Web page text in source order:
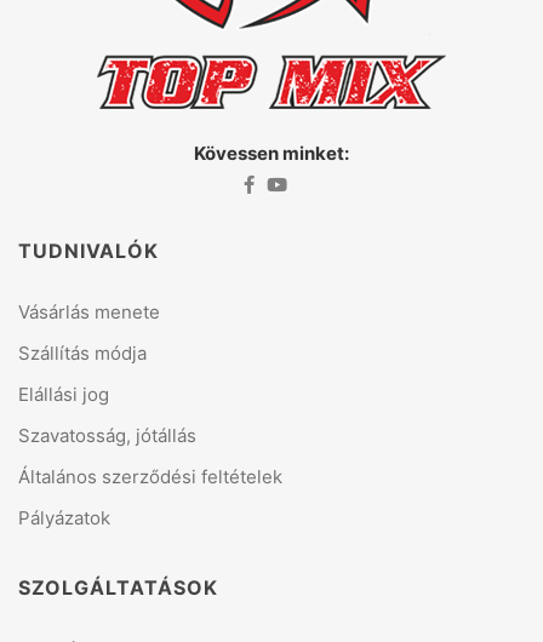
Kövessen minket:
TUDNIVALÓK
Vásárlás menete
Szállítás módja
Elállási jog
Szavatosság, jótállás
Általános szerződési feltételek
Pályázatok
SZOLGÁLTATÁSOK